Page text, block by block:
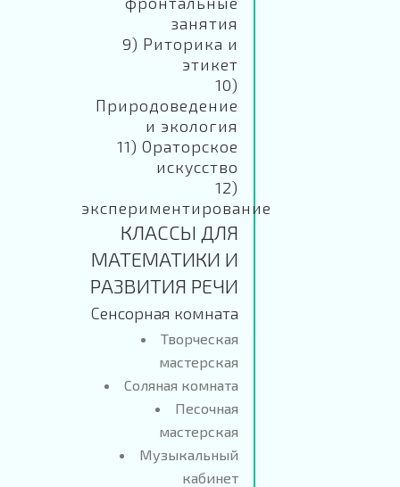
занятия
9) Риторика и
этикет
10)
Природоведение
и экология
11) Ораторское
искусство
12)
экспериментирование
КЛАССЫ ДЛЯ
МАТЕМАТИКИ И
РАЗВИТИЯ РЕЧИ
Сенсорная комната
Творческая
мастерская
Соляная комната
Песочная
мастерская
Музыкальный
кабинет